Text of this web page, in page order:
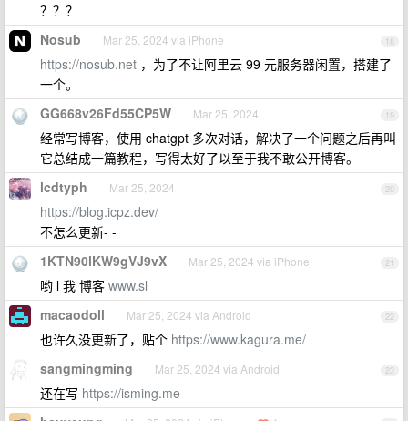
？？？
18
Nosub Mar 25, 2024 via iPhone
https://nosub.net ，为了不让阿里云 99 元服务器闲置，搭建了
一个。
19
GG668v26Fd55CP5W Mar 25, 2024
经常写博客，使用 chatgpt 多次对话，解决了一个问题之后再叫
它总结成一篇教程，写得太好了以至于我不敢公开博客。
20
lcdtyph Mar 25, 2024
https://blog.icpz.dev/
不怎么更新- -
21
1KTN90lKW9gVJ9vX Mar 25, 2024 via iPhone
哟 l 我 博客 www.sl
22
macaodoll Mar 25, 2024 via Android
也许久没更新了，贴个 https://www.kagura.me/
23
sangmingming Mar 25, 2024 via Android
还在写 https://isming.me